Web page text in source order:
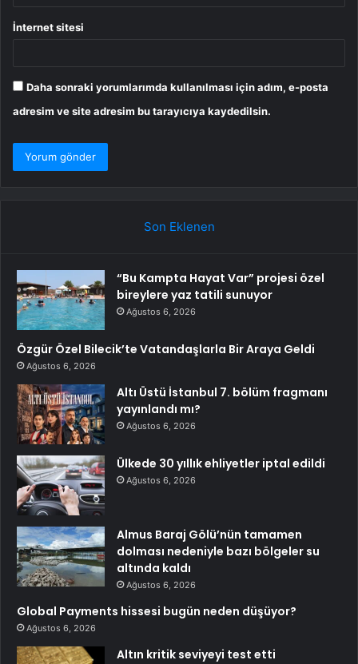
İnternet sitesi
Daha sonraki yorumlarımda kullanılması için adım, e-posta
adresim ve site adresim bu tarayıcıya kaydedilsin.
Son Eklenen
“Bu Kampta Hayat Var” projesi özel
bireylere yaz tatili sunuyor
Ağustos 6, 2026
Özgür Özel Bilecik’te Vatandaşlarla Bir Araya Geldi
Ağustos 6, 2026
Altı Üstü İstanbul 7. bölüm fragmanı
yayınlandı mı?
Ağustos 6, 2026
Ülkede 30 yıllık ehliyetler iptal edildi
Ağustos 6, 2026
Almus Baraj Gölü’nün tamamen
dolması nedeniyle bazı bölgeler su
altında kaldı
Ağustos 6, 2026
Global Payments hissesi bugün neden düşüyor?
Ağustos 6, 2026
Altın kritik seviyeyi test etti